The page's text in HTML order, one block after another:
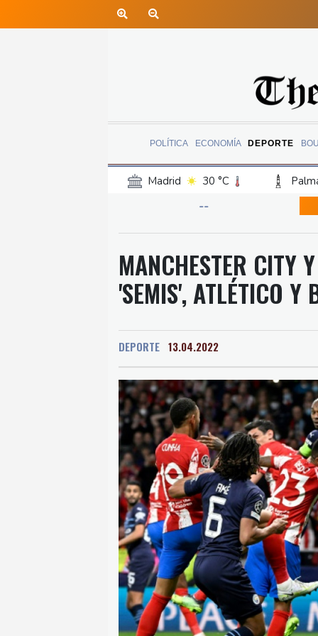
POLÍTICA ECONOMÍA DEPORTE
Madrid 30 °C
Canary Islands
Havana
24 °C
Rio de Janeiro
24 °C
Punta Arena
Oaxaca
16 °C
Mexico City
Caracas
22 °C
Panama City
24 °C
--
MANCHESTER CITY
'SEMIS', ATLÉTICO Y
DEPORTE 13.04.2022